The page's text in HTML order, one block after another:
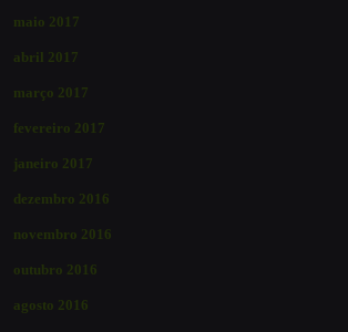
maio 2017
abril 2017
março 2017
fevereiro 2017
janeiro 2017
dezembro 2016
novembro 2016
outubro 2016
agosto 2016